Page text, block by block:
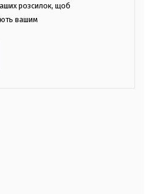
розсилок, щоб
вашим